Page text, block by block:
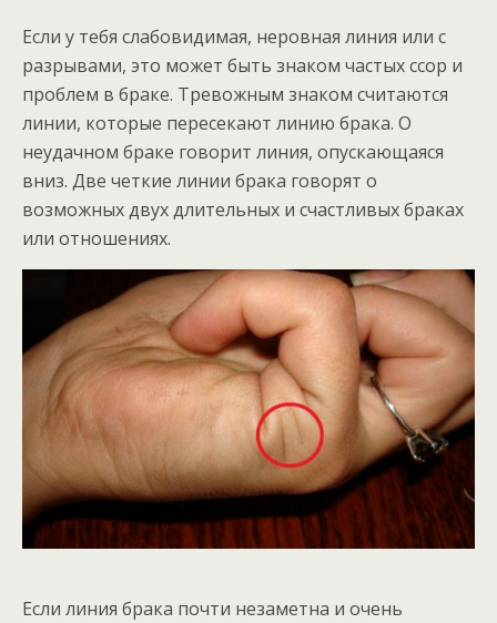
Если у тебя слабовидимая, неровная линия или с
разрывами, это может быть знаком частых ссор и
проблем в браке. Тревожным знаком считаются
линии, которые пересекают линию брака. О
неудачном браке говорит линия, опускающаяся
вниз. Две четкие линии брака говорят о
возможных двух длительных и счастливых браках
или отношениях.
Если линия брака почти незаметна и очень